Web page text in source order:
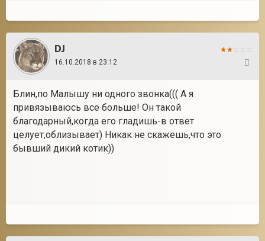
DJ
16.10.2018 в 23:12
Блин,по Малышу ни одного звонка((( А я
привязываюсь все больше! Он такой
благодарный,когда его гладишь-в ответ
целует,облизывает) Никак не скажешь,что это
бывший дикий котик))